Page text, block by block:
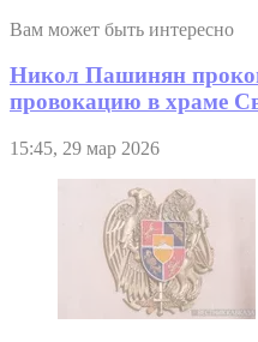
Вам может быть интересно
Никол Пашинян
провокацию в храме
15:45, 29 мар 2026